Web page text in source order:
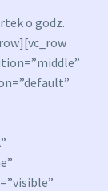
o godz.